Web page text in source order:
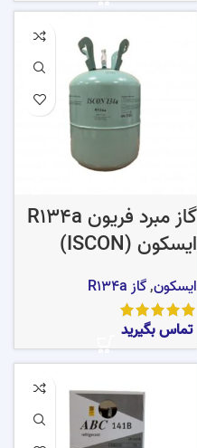
گاز مبرد فریون R134a
ایسکون (ISCON)
ایسکون,گاز R134a
تماس بگیرید